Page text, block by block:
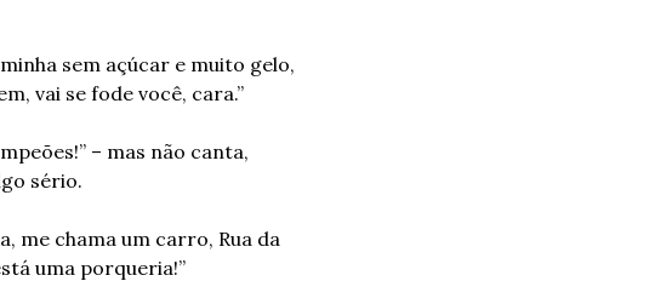
sem açúcar e muito gelo,
vai se fode você, cara.”
– mas não canta,
sério.
me chama um carro, Rua da
uma porqueria!”